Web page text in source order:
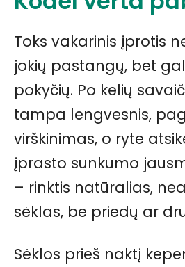
Toks vakarinis įprotis
jokių pastangų, bet
pokyčių. Po kelių
tampa lengvesnis,
virškinimas, o ryte
įprasto sunkumo
– rinktis natūralias,
sėklas, be priedų ar
Sėklos prieš naktį